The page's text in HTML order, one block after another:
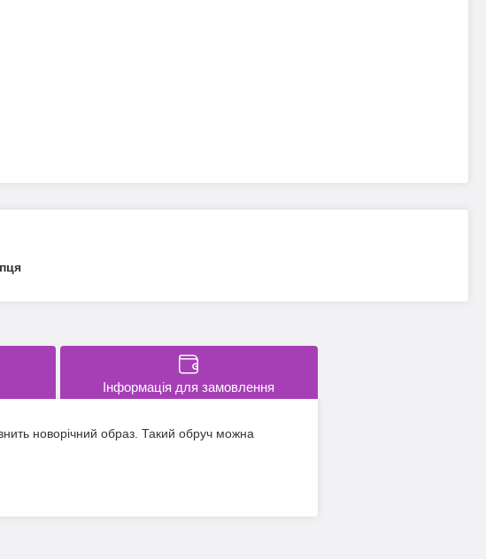
Інформація для замовлення
новорічний образ. Такий обруч можна